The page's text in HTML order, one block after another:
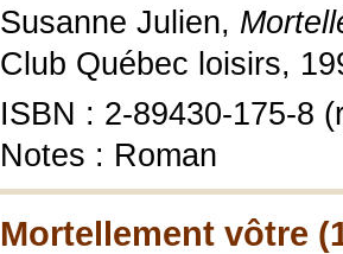
Susanne Julien,
Club Québec loisirs,
ISBN : 2-89430-175-8
Notes : Roman
Mortellement vôtre